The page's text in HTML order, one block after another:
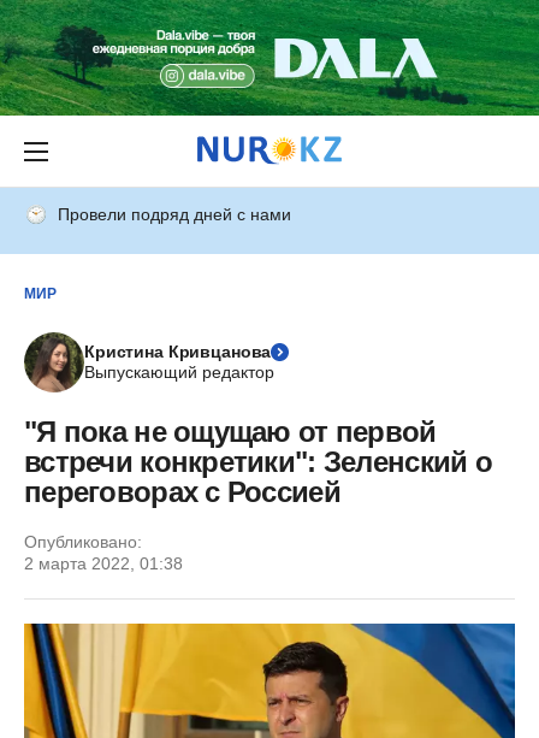
Провели подряд дней с нами
МИР
Кристина Кривцанова
Выпускающий редактор
"Я пока не ощущаю от первой
встречи конкретики": Зеленский о
переговорах с Россией
Опубликовано:
2 марта 2022, 01:38